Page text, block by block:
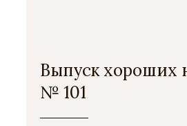
Выпуск хороших
№ 101